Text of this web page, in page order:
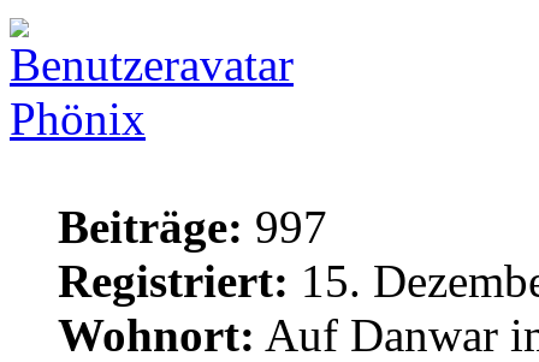
Phönix
Beiträge: 997
Registriert: 15.
Wohnort: Auf Danwar